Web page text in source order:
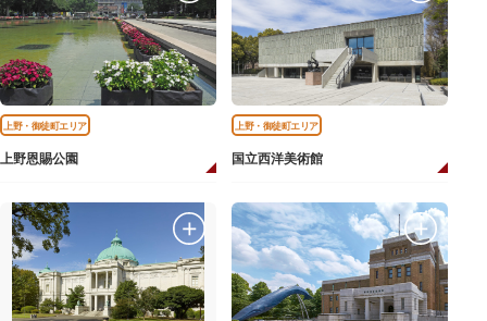
上野・御徒町エリア
上野恩賜公園
上野・御徒町エリア
国立西洋美術館